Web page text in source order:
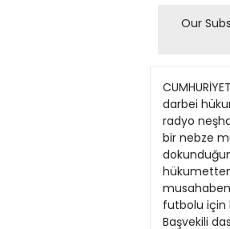
Cumhuriyet
Taaruz
Cumhuriyet
Cumartesi
Cumhuriyet
Our
CUMHURİYET 12 tkincikânun 1937 Irakta iktidara gelen yeni kabine Temps gazete sinin Irak muhabi ri, Irakta birkaç ay evvel vukua gelen darbei hükumetin Gazetemizin 5 kânunusani tarihli nüs karilerimizce ma Radyo neşriyatımızın ıslah ve tanziBu itibarla radyomuzu ve radyo neşhasınm «Doğru değil mi?» sütununda Ium olan safahatı mi etrafında halkın fikrini almak mak riyatımızı kuvvetlendirmeliyiz.» bir nebze müfrit spor münakkidlerimize nı naklettiği bir ma sadile açtığımız ankete gelen cevabları Hukuk talebesi Semih Gürsu dokunduğumuzu karilerimiz belki hatır kalede, bu darbei sırasile neşrediyoruz: «Plâk neşriya larlar. «Spor mütehassıslanmızm çenesini hükumetten sonra tmda ekseriya so yoran kasa» başlıklı o yazımızda guya ki dahilî vaziyeti ve tffet Halitn Aruz Bu haftaki musahabemizde İstanbui meyanda Esad ve Naci kendilerini